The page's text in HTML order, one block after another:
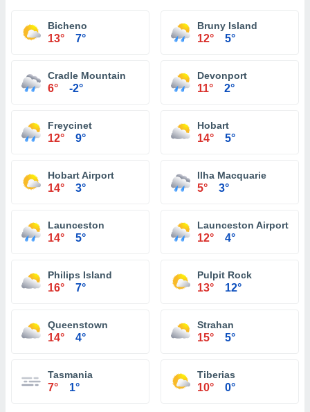
Bicheno
13° 7°
Bruny Island
12° 5°
Cradle Mountain
6° -2°
Devonport
11° 2°
Freycinet
12° 9°
Hobart
14° 5°
Hobart Airport
14° 3°
Ilha Macquarie
5° 3°
Launceston
14° 5°
Launceston Airport
12° 4°
Philips Island
16° 7°
Pulpit Rock
13° 12°
Queenstown
14° 4°
Strahan
15° 5°
Tasmania
7° 1°
Tiberias
10° 0°